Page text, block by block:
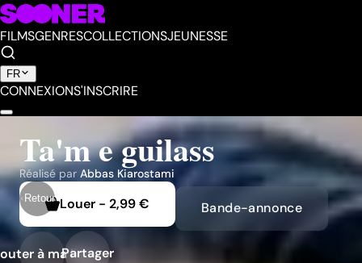
FILMSGENRESCOLLECTIONSJEUNESSE
FR
CONNEXIONS'INSCRIRE
Retour
Ta'm e guilass
Réalisé par Abbas Kiarostami
Louer - 2,99 € Bande-annonce
à ma liste
Partager